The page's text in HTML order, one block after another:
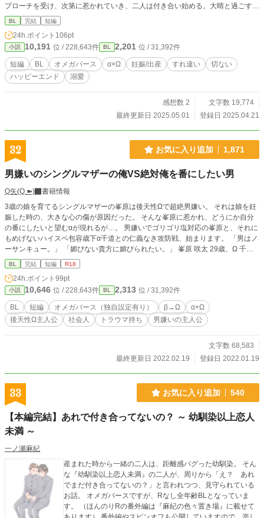
プローチを受け、次第に惹かれていき、二人は付き合い始める。大晴と過ごす時
間は絃にとって宝物だった。 だが幸せは長くは続かなかった。 ある日、絃は自
分が「妊娠」したことに気づき、すぐさま大晴に相談した。しかし、大晴から返
って来た答えは… 大企業のヘタレ御曹司α×孤児院で育った孤独Ω ※未成年の妊
娠/出産表現あり ※本編完結済み ※英国王室表現があるも設定・人物は架空 ※日
曜日は投稿お休み予定
BL 完結 短編
24h.ポイント 106pt
小説 10,191 位 / 228,643件 BL 2,201 位 / 31,392件
短編 BL オメガバース α×Ω 妊娠/出産 すれ違い
切ない
ハッピーエンド
溺愛
感想数 2
文字数 19,774
最終更新日 2025.05.01
登録日 2025.04.21
32 お気に入り追加 1,871
男嫌いのシングルマザーの俺VS絶対俺を番にしたい男
Q矢(Q.➽)
書籍情報
3歳の娘を育てるシングルマザーの峯原は後天性Ωで超絶男嫌い。 それは娘を妊
娠した時の、大きな心の傷が原因だった。 そんな峯原に惹かれ、どうにか自分
の番にしたいと望むαが現れるが…。 男嫌いでゴリゴリ塩対応の峯原と、それに
もめげないハイスペ包容歳下α千道との仁義なき攻防戦、始まります。 「男はノ
ーサンキュー。」 「媚びない貴方に媚びられたい。」 峯原 咲太 29歳、Ω 千道
名城 27歳 α ※最初の2話が暗いです。ご注意。 ※女性が出ますが恋愛要素は0で
す。 ※一部センシティブ且つ残酷な描写があります。 ※なんかとにかく峯原が
塩。
BL 完結 短編 R18
24h.ポイント 99pt
小説 10,646 位 / 228,643件 BL 2,313 位 / 31,392件
BL 短編 オメガバース（独自設定有り） β→Ω
α×Ω
後天性Ω主人公
社会人 トラウマ持ち 男嫌いの主人公
文字数 68,583
最終更新日 2022.02.19
登録日 2022.01.19
33 お気に入り追加 540
【本編完結】あれで付き合ってないの？ ～ 幼馴染以上恋人
未満 ～
一ノ瀬麻紀
産まれた時から一緒の二人は、距離感バグった幼馴染。 そん
な『幼馴染以上恋人未満』の二人が、周りから「え？ あれ
でまだ付き合ってないの？」と言われつつ、見守られている
お話。 オメガバースですが、Rなし全年齢BLとなっていま
す。 （ほんのりRの番外編は『麻紀の色々置き場』に載せて